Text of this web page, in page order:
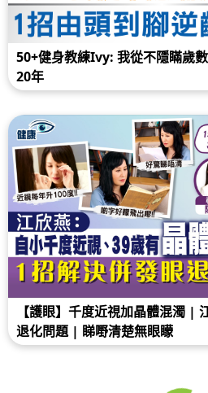
50+健身教練Ivy: 我從不隱瞞歲
20年
【護眼】千度近視加晶體混濁 |
退化問題 | 睇嘢清楚無眼矇